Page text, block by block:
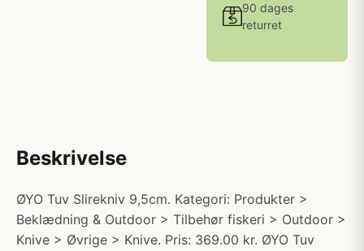
90 dages
returret
Beskrivelse
ØYO Tuv Slirekniv 9,5cm. Kategori: Produkter >
Beklædning & Outdoor > Tilbehør fiskeri > Outdoor >
Knive > Øvrige > Knive. Pris: 369.00 kr. ØYO Tuv